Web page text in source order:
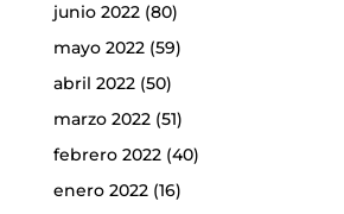
junio 2022(80)
mayo 2022(59)
abril 2022(50)
marzo 2022(51)
febrero 2022(40)
enero 2022(16)